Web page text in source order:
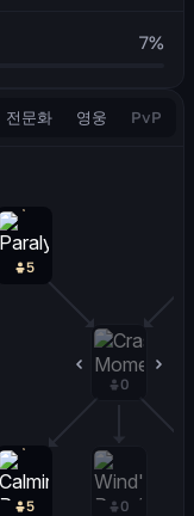
7%
전문화 영웅 PvP
5
5
0
0